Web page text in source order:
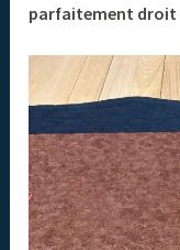
parfaitement droit